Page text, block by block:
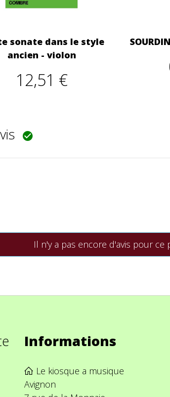
sonate dans le style
ancien - violon
12,51 €

Il n'y a pas encore d'avis pour ce
Informations
Le kiosque a musique
Avignon